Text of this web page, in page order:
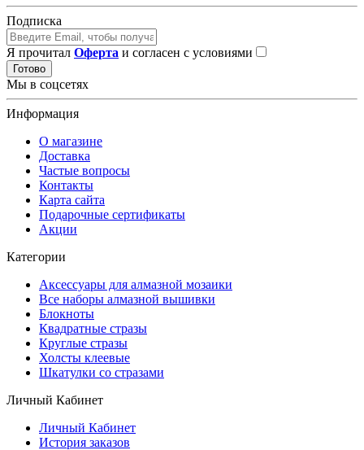
Подписка
Я прочитал Оферта и согласен с условиями
Готово
Мы в соцсетях
Информация
О магазине
Доставка
Частые вопросы
Контакты
Карта сайта
Подарочные сертификаты
Акции
Категории
Аксессуары для алмазной мозаики
Все наборы алмазной вышивки
Блокноты
Квадратные стразы
Круглые стразы
Холсты клеевые
Шкатулки со стразами
Личный Кабинет
Личный Кабинет
История заказов